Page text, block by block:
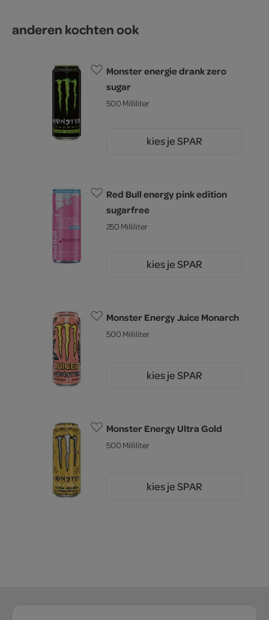
anderen kochten ook
Monster energie drank zero
sugar
500 Milliliter
kies je SPAR
Red Bull energy pink edition
sugarfree
250 Milliliter
kies je SPAR
Monster Energy Juice Monarch
500 Milliliter
kies je SPAR
Monster Energy Ultra Gold
500 Milliliter
kies je SPAR